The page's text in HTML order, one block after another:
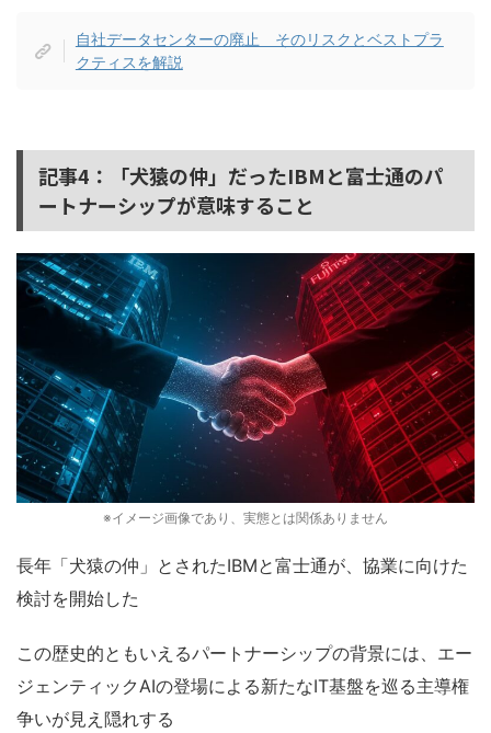
自社データセンターの廃止 そのリスクとベストプラ
クティスを解説
記事4：「犬猿の仲」だったIBMと富士通のパ
ートナーシップが意味すること
※イメージ画像であり、実態とは関係ありません
長年「犬猿の仲」とされたIBMと富士通が、協業に向けた
検討を開始した
この歴史的ともいえるパートナーシップの背景には、エー
ジェンティックAIの登場による新たなIT基盤を巡る主導権
争いが見え隠れする